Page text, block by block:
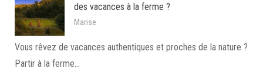
des vacances à la ferme ?
Marise
Vous rêvez de vacances authentiques et proches de la nature ?
Partir à la ferme…